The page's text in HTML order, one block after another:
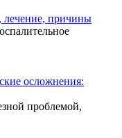
причины
осложнения:
проблемой,